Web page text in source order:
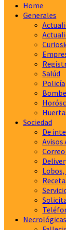
Home
Generales
Salúd
Policía
Sociedad
De
Avisos
Necrológicas